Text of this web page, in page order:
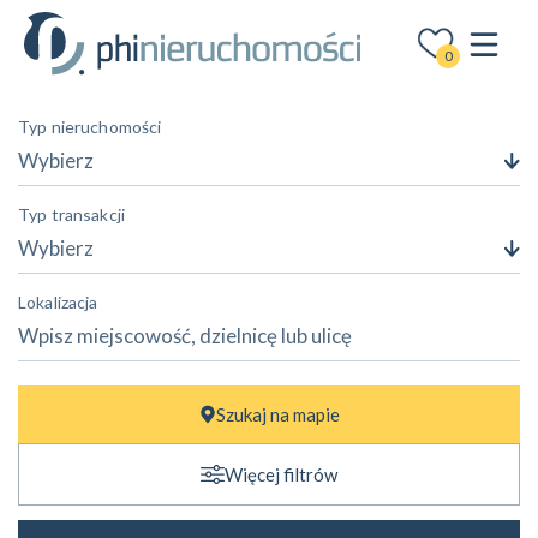
0
Typ nieruchomości
Wybierz
Typ transakcji
Wybierz
Lokalizacja
Cena
zł —
m² — m²
Szukaj na mapie
Więcej filtrów